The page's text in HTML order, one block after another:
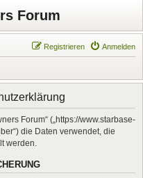
Forum
Anmelden
Registrieren
Forum“ („https://www.starbase-
die Daten verwendet, die
werden.